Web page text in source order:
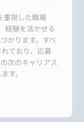
重視した職場
経験を活かせる
かります。すべ
ており、応募
次のキャリアス
す。